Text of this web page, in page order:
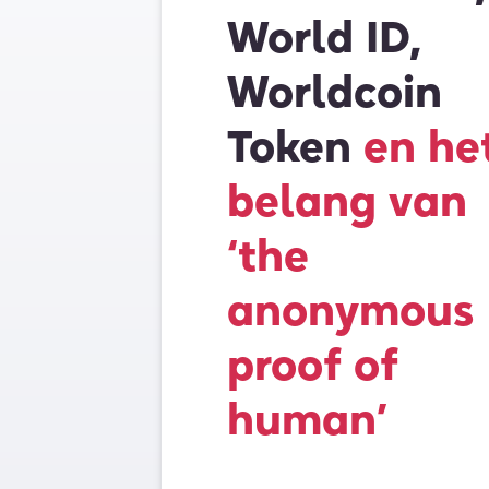
World ID,
Worldcoin
Token en
belang van
‘the
anonymous
proof of
human’